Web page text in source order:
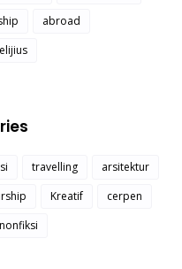
abroad
travelling
arsitektur
Kreatif
cerpen
nonfiksi